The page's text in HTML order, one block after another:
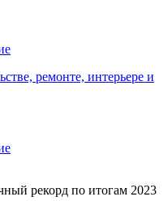
ремонте, интерьере и